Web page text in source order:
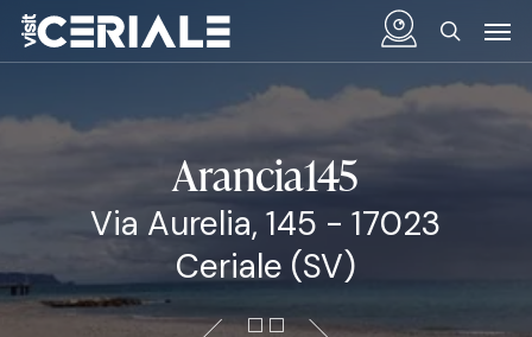
Vai
contenuto
Arancia145
Via Aurelia, 145 - 17023
Ceriale (SV)